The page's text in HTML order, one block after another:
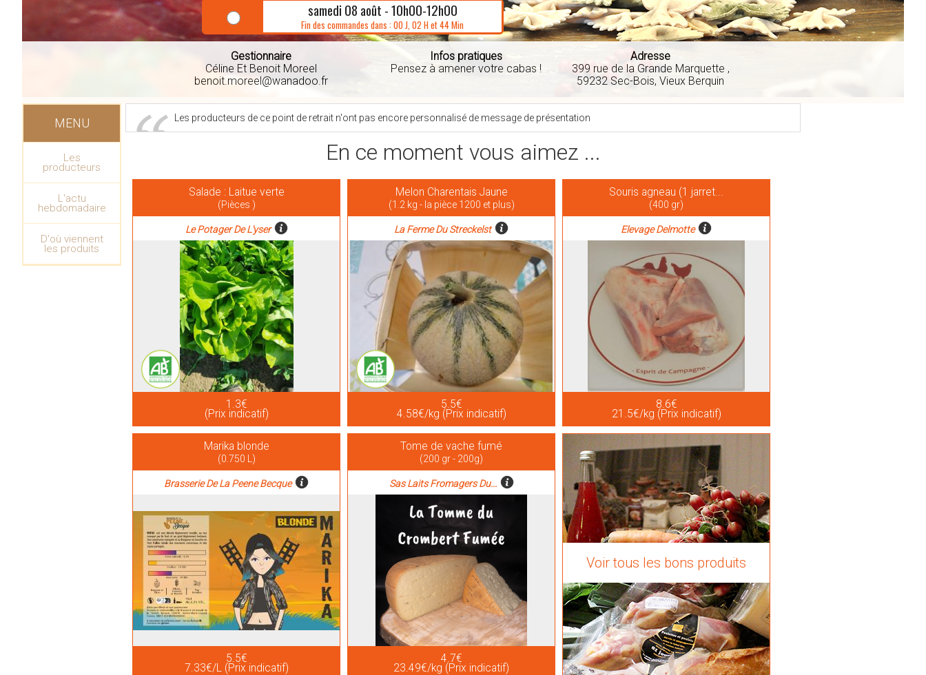
samedi 08 août - 10h00-12h00
Fin des commandes dans : 00 J, 02 H et 44 Min
Gestionnaire
Céline Et Benoit Moreel
benoit.moreel@wanadoo.fr
Infos pratiques
Pensez à amener votre cabas !
Adresse
399 rue de la Grande Marquette ,
59232 Sec-Bois, Vieux Berquin
MENU
Les
producteurs
L'actu
hebdomadaire
D'où viennent
les produits
Les producteurs de ce point de retrait n'ont pas encore personnalisé de message de présentation
En ce moment vous aimez ...
Salade : Laitue verte
(Pièces )
Le Potager De L'yser
1.3€
(Prix indicatif)
Melon Charentais Jaune
(1.2 kg - la pièce 1200 et plus)
La Ferme Du Streckelst
5.5€
4.58€/kg (Prix indicatif)
Souris agneau (1 jarret...
(400 gr)
Elevage Delmotte
8.6€
21.5€/kg (Prix indicatif)
Marika blonde
(0.750 L)
Brasserie De La Peene Becque
5.5€
7.33€/L (Prix indicatif)
Tome de vache fumé
(200 gr - 200g)
Sas Laits Fromagers Du...
4.7€
23.49€/kg (Prix indicatif)
Voir tous les bons produits